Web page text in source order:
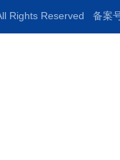
Rights Reserved 备案